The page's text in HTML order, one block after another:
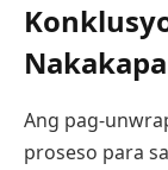
Ang pag-
proseso para